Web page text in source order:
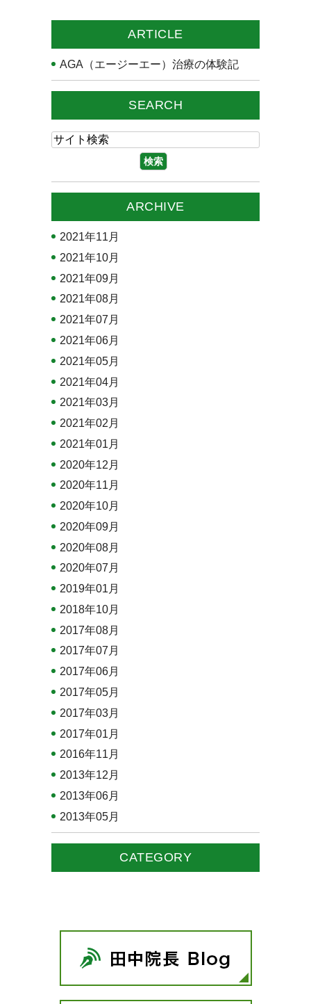
ARTICLE
AGA（エージーエー）治療の体験記
SEARCH
ARCHIVE
2021年11月
2021年10月
2021年09月
2021年08月
2021年07月
2021年06月
2021年05月
2021年04月
2021年03月
2021年02月
2021年01月
2020年12月
2020年11月
2020年10月
2020年09月
2020年08月
2020年07月
2019年01月
2018年10月
2017年08月
2017年07月
2017年06月
2017年05月
2017年03月
2017年01月
2016年11月
2013年12月
2013年06月
2013年05月
CATEGORY